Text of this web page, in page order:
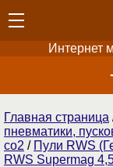
Интернет
Главная страница
пневматики,
со2 / Пули RWS
RWS Supermag